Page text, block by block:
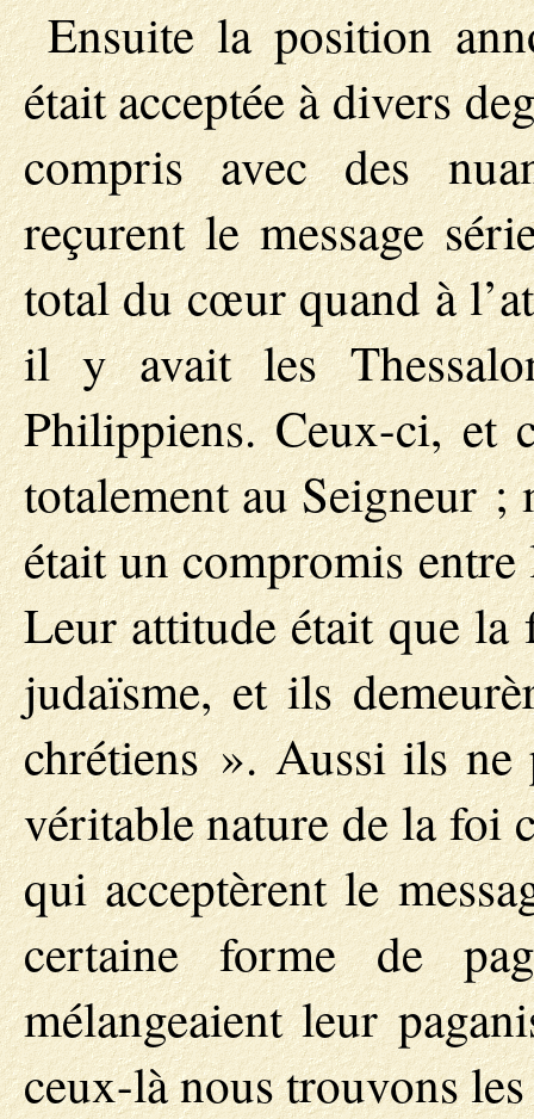
Ensuite la position
était acceptée à divers
compris avec des
reçurent le message
total du cœur quand à
il y avait les
Philippiens. Ceux-ci, et
totalement au Seigneur ;
était un compromis
Leur attitude était que la
judaïsme, et ils
chrétiens ». Aussi ils ne
véritable nature de la foi
qui acceptèrent le
certaine forme de
mélangeaient leur
ceux-là nous trouvons